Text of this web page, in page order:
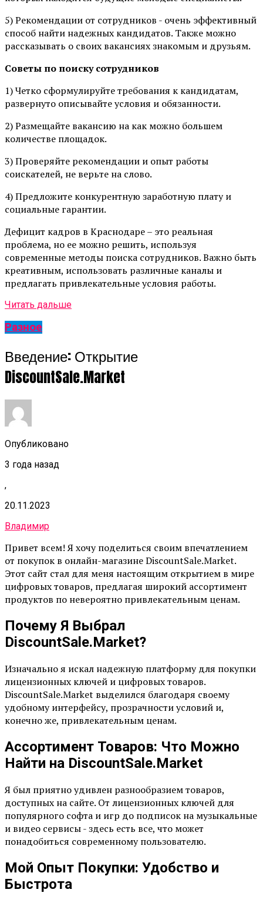
5) Рекомендации от сотрудников - очень эффективный
способ найти надежных кандидатов. Также можно
рассказывать о своих вакансиях знакомым и друзьям.
Советы по поиску сотрудников
1) Четко сформулируйте требования к кандидатам,
развернуто описывайте условия и обязанности.
2) Размещайте вакансию на как можно большем
количестве площадок.
3) Проверяйте рекомендации и опыт работы
соискателей, не верьте на слово.
4) Предложите конкурентную заработную плату и
социальные гарантии.
Дефицит кадров в Краснодаре – это реальная
проблема, но ее можно решить, используя
современные методы поиска сотрудников. Важно быть
креативным, использовать различные каналы и
предлагать привлекательные условия работы.
Читать дальше
Разное
Введение: Открытие
DiscountSale.Market
Опубликовано
3 года назад
,
20.11.2023
Владимир
Привет всем! Я хочу поделиться своим впечатлением
от покупок в онлайн-магазине DiscountSale.Market.
Этот сайт стал для меня настоящим открытием в мире
цифровых товаров, предлагая широкий ассортимент
продуктов по невероятно привлекательным ценам.
Почему Я Выбрал
DiscountSale.Market?
Изначально я искал надежную платформу для покупки
лицензионных ключей и цифровых товаров.
DiscountSale.Market выделился благодаря своему
удобному интерфейсу, прозрачности условий и,
конечно же, привлекательным ценам.
Ассортимент Товаров: Что Можно
Найти на DiscountSale.Market
Я был приятно удивлен разнообразием товаров,
доступных на сайте. От лицензионных ключей для
популярного софта и игр до подписок на музыкальные
и видео сервисы - здесь есть все, что может
понадобиться современному пользователю.
Мой Опыт Покупки: Удобство и
Быстрота